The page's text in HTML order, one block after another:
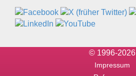
© 1996-2026
Impressum